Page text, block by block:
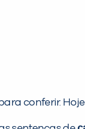
conferir.